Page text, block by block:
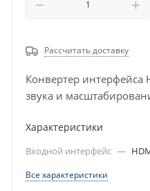
Рассчитать доставку
Конвертер интерфейса
звука и
Характеристики
Входной интерфейс —
Все характеристики